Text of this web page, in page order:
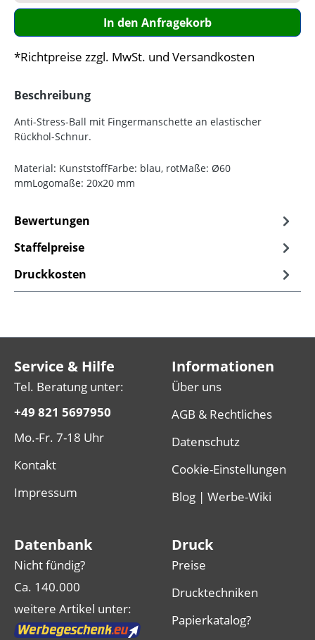
In den Anfragekorb
*Richtpreise zzgl. MwSt. und Versandkosten
Beschreibung
Anti-Stress-Ball mit Fingermanschette an elastischer
Rückhol-Schnur.
Material: KunststoffFarbe: blau, rotMaße: Ø60
mmLogomaße: 20x20 mm
Bewertungen
Staffelpreise
Druckkosten
Service & Hilfe
Tel. Beratung unter:
+49 821 5697950
Mo.-Fr. 7-18 Uhr
Kontakt
Impressum
Informationen
Über uns
AGB & Rechtliches
Datenschutz
Cookie-Einstellungen
Blog | Werbe-Wiki
Datenbank
Nicht fündig?
Ca. 140.000
weitere Artikel unter:
Druck
Preise
Drucktechniken
Papierkatalog?